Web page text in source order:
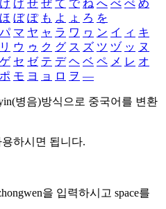
け げ せ ぜ て で ね へ べ ぺ め
ほ ぼ ぽ も よ ょ ろ を
パ マ ヤ ャ ラ ワ ヮ ン イ ィ キ
リ ウ ゥ ク グ ス ズ ツ ヅ ッ ヌ
ゲ セ ゼ テ デ ヘ ベ ペ メ レ オ
ポ モ ヨ ョ ロ ヲ ―
병음)방식으로 중국어를 변환
하시면 됩니다.
을 입력하시고 space를